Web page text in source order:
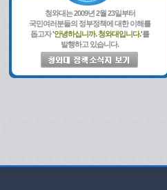
청와대는 2009년 2월 23일부터
국민여러분들의 정부정책에 대한 이해를
돕고자'안녕하십니까. 청와대입니다.'를
발행하고 있습니다.